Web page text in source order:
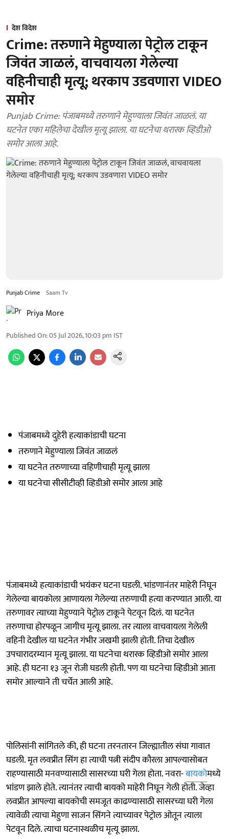
देश विदेश
Crime: तरुणाने मेहुण्याला पेट्रोल टाकून
जिवंत जाळलं, वाचवायला गेलेल्या
वहिनीचाही मृत्यू; थरकाप उडवणारा VIDEO
समोर
Punjab Crime: पंजाबमध्ये तरुणाने मेहुण्याला जिवंत जाळलं. या
घटनेत एका महिलेचा देखील मृत्यू झाला. या घटनेचा थरारक व्हिडीओ
समोर आला आहे.
Punjab Crime Saam Tv
Priya More
Published On:05 Jul 2026, 10:03 pm IST
पंजाबमध्ये दुहेरी हत्याकांडाची घटना
तरुणाने मेहुण्याला जिवंत जाळलं
या घटनेत तरुणाच्या वहिणीचाही मृत्यू झाला
या घटनेचा सीसीटीव्ही व्हिडीओ समोर आला आहे
पंजाबमध्ये हत्याकांडाची भयंकर घटना घडली. भांडणानंतर माहेरी निघून
गेलेल्या बायकोला आणायला गेलेल्या तरुणाची हत्या करण्यात आली. या
तरुणावर त्याच्या मेहुण्याने पेट्रोल टाकूने पेटवून दिलं. या घटनेत
तरुणाचा होरपळून जागीच मृत्यू झाला. तर त्याला वाचवायला गेलेली
वहिनी देखील या घटनेत गंभीर जखमी झाली होती. तिचा देखील
उपचारादरम्यान मृत्यू झाला. या घटनेचा थरारक व्हिडीओ समोर आला
आहे. ही घटना १३ जून रोजी घडली होती. पण या घटनेचा व्हिडीओ आता
समोर आल्याने ती चर्चेत आली आहे.
पोलिसांनी सांगितले की, ही घटना तरनतारन जिल्ह्यातील संघा गावात
घडली. मृत लवप्रीत सिंग हा त्याची पत्नी संदीप कौरला आपल्यासोबत
राहण्यासाठी मनवण्यासाठी सासरच्या घरी गेला होता. नवरा-बायकोमध्ये
भांडण झाले होते. त्यानंतर त्याची बायको माहेरी निघून गेली होती. जेव्हा
लवप्रीत आपल्या बायकोची समजूत काढण्यासाठी सासरच्या घरी गेला
त्यावेळी त्याचा मेहुणा साजन सिंगने त्याच्यावर पेट्रोल ओतून त्याला
पेटवून दिले. त्याचा घटनास्थळीच मृत्यू झाला.